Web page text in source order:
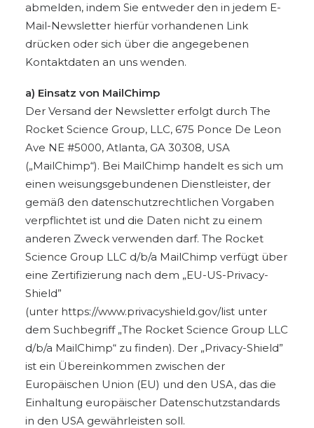
abmelden, indem Sie entweder den in jedem E-
Mail-Newsletter hierfür vorhandenen Link
drücken oder sich über die angegebenen
Kontaktdaten an uns wenden.
a) Einsatz von MailChimp
Der Versand der Newsletter erfolgt durch The
Rocket Science Group, LLC, 675 Ponce De Leon
Ave NE #5000, Atlanta, GA 30308, USA
(„MailChimp“). Bei MailChimp handelt es sich um
einen weisungsgebundenen Dienstleister, der
gemäß den datenschutzrechtlichen Vorgaben
verpflichtet ist und die Daten nicht zu einem
anderen Zweck verwenden darf. The Rocket
Science Group LLC d/b/a MailChimp verfügt über
eine Zertifizierung nach dem „EU-US-Privacy-
Shield”
(unter https://www.privacyshield.gov/list unter
dem Suchbegriff „The Rocket Science Group LLC
d/b/a MailChimp“ zu finden). Der „Privacy-Shield”
ist ein Übereinkommen zwischen der
Europäischen Union (EU) und den USA, das die
Einhaltung europäischer Datenschutzstandards
in den USA gewährleisten soll.